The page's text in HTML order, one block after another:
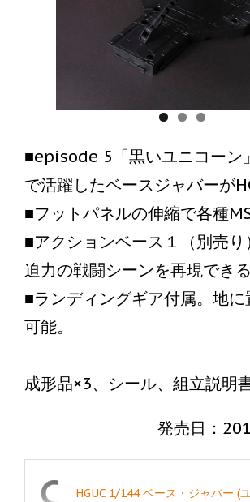
■episode 5「黒いユニコーン
で活躍したベースジャバーが
■フットパネルの伸縮で各種MS
■アクションベース１（別売り
迫力の戦闘シーンを再現できる
■ランディングギア付属。地に
可能。
成形品×3、シール、組立説明
発売日：
HGUC 1/144 ベース・ジャバー (